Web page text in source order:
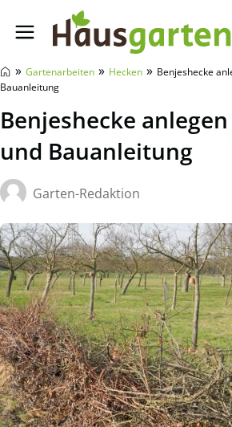
Hausgarten.net
» Gartenarbeiten » Hecken » Benjeshecke
Bauanleitung
Benjeshecke
und Bauanleitung
Garten-Redaktion